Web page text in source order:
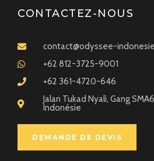
titres de reggae dans les bars.
CONTACTEZ-NOUS
contact@odyssee-
+62 812-3725-9001
+62 361-4720-646
Jalan Tukad Nyali, Gang
Indonésie
DEMANDE DE DEVIS